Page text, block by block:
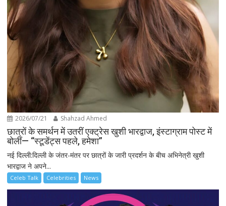
2026/07/21 Shahzad Ahmed
छात्रों के समर्थन में उतरीं एक्ट्रेस खुशी भारद्वाज, इंस्टाग्राम पोस्ट में
बोलीं— “स्टूडेंट्स पहले, हमेशा”
नई दिल्ली:दिल्ली के जंतर-मंतर पर छात्रों के जारी प्रदर्शन के बीच अभिनेत्री खुशी
भारद्वाज ने अपने...
Celeb Talk Celebrities News